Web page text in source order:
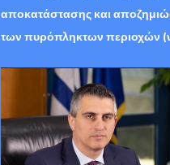
αποκατάστασης και
των πυρόπληκτων περιοχών